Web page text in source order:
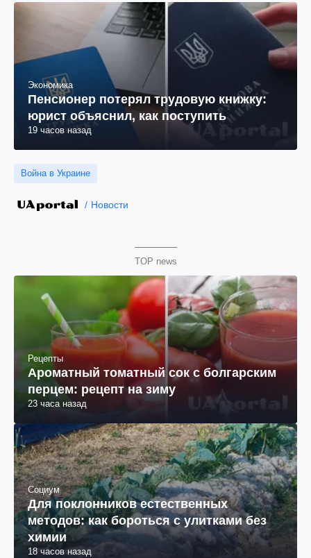
Экономика
Пенсионер потерял трудовую книжку:
юрист объяснил, как поступить
19 часов назад
Война в Украине
Новости
TOP news
Рецепты
Ароматный томатный сок с болгарским
перцем: рецепт на зиму
23 часа назад
Социум
Для поклонников естественных
методов: как бороться с улитками без
химии
18 часов назад